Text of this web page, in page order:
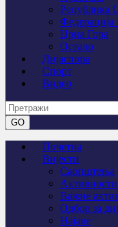
Република
Црна Гора
Остало
Дијаспора
Спорт
Видео
Почетна
Вијести
Саопштења
Активности
Важне
Одбор за
Најаве